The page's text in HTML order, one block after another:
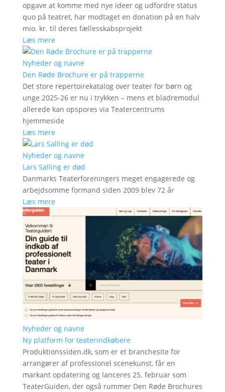
opgave at komme med nye ideer og udfordre status
quo på teatret, har modtaget en donation på en halv
mio. kr. til deres fællesskabsprojekt
Læs mere
Nyheder og navne
Den Røde Brochure er på trapperne
Det store repertoirekatalog over teater for børn og
unge 2025-26 er nu i trykken – mens et bladremodul
allerede kan opspores via Teatercentrums
hjemmeside
Læs mere
Nyheder og navne
Lars Salling er død
Danmarks Teaterforeningers meget engagerede og
arbejdsomme formand siden 2009 blev 72 år
Læs mere
Nyheder og navne
Ny platform for teaterindkøbere
Produktionssiden.dk, som er et branchesite for
arrangører af professionel scenekunst, får en
markant opdatering og lanceres 25. februar som
TeaterGuiden, der også rummer Den Røde Brochures